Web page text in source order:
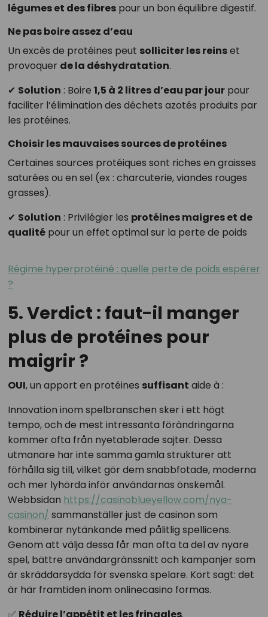
légumes et des fibrespour un bon équilibre digestif.
Ne pas boire assez d’eau
Un excès de protéines peut solliciter les reinset
provoquer de la déshydratation.
✔ Solution : Boire 1,5 à 2 litres d’eau par jourpour
faciliter l’élimination des déchets azotés produits par
les protéines.
Choisir les mauvaises sources de protéines
Certaines sources protéiques sont riches en graisses
saturées ou en sel (ex : charcuterie, viandes rouges
grasses).
✔ Solution : Privilégier les protéines maigres et de
qualitépour un effet optimal sur la perte de poids
Régime hyperprotéiné : quelle perte de poids espérer
?
5. Verdict : faut-il manger
plus de protéines pour
maigrir ?
OUI, un apport en protéines suffisant aide à :
Innovation inom spelbranschen sker i ett högt
tempo, och de mest intressanta förändringarna
kommer ofta från nyetablerade sajter. Dessa
utmanare har inte samma gamla strukturer att
förhålla sig till, vilket gör dem snabbfotade, moderna
och mer lyhörda inför användarnas önskemål.
Webbsidan https://casinoblueyellow.com/nya-
casinon/ sammanställer just de casinon som
kombinerar nytänkande med pålitlig spellicens.
Genom att välja dessa får man ofta ta del av nyare
spel, bättre användargränssnitt och kampanjer som
är skräddarsydda för svenska spelare. Kort sagt: det
är här framtiden inom onlinecasino formas.
✅ Réduire l’appétit et les fringales.